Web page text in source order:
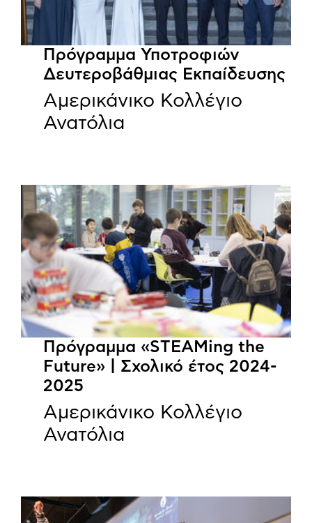
Πρόγραμμα Υποτροφιών
Δευτεροβάθμιας Εκπαίδευσης
Αμερικάνικο Κολλέγιο
Ανατόλια
Πρόγραμμα «STEAMing the
Future» | Σχολικό έτος 2024-
2025
Αμερικάνικο Κολλέγιο
Ανατόλια